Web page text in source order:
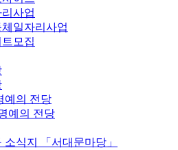
사업
일자리사업
모집
예의 전당
예의 전당
소식지 「서대문마당」